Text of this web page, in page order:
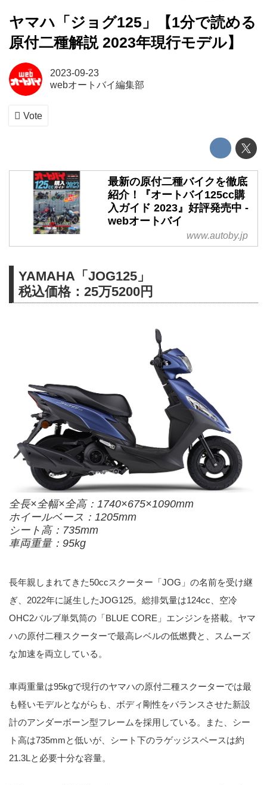
ヤマハ「ジョグ125」【1分で読める
原付二種解説 2023年現行モデル】
2023-09-23
webオートバイ編集部
Vote
最新の原付二種バイクを徹底
紹介！『オートバイ125cc購
入ガイド 2023』好評発売中 -
webオートバイ
www.autoby.jp
YAMAHA「JOG125」
税込価格：25万5200円
全長×全幅×全高：1740×675×1090mm
ホイールベース：1205mm
シート高：735mm
車両重量：95kg
長年親しまれてきた50ccスクーター「JOG」の名前を受け継
ぎ、2022年に誕生したJOG125。総排気量は124cc、空冷
OHC2バルブ単気筒の「BLUE CORE」エンジンを搭載。ヤマ
ハの原付二種スクーターで最高レベルの低燃費と、スムーズ
な加速を両立している。
車両重量は95kgで現行のヤマハの原付二種スクーターでは最
も軽いモデルとながらも、ボディ剛性をバランスさせた新設
計のアンダーボーン型フレームを採用している。また、シー
ト高は735mmと低いが、シート下のラゲッジスペースは約
21.3Lと必要十分な容量。